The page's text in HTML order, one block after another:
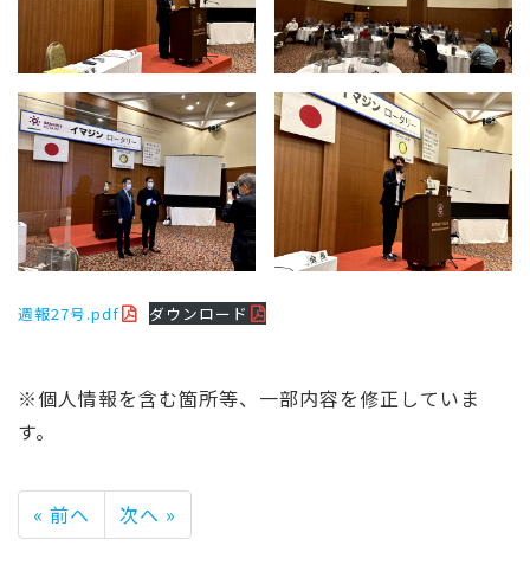
週報27号.pdf ダウンロード
※個人情報を含む箇所等、一部内容を修正していま
す。
« 前へ 次へ »